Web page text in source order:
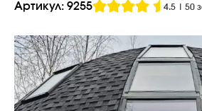
Артикул: 9255 4.5 50